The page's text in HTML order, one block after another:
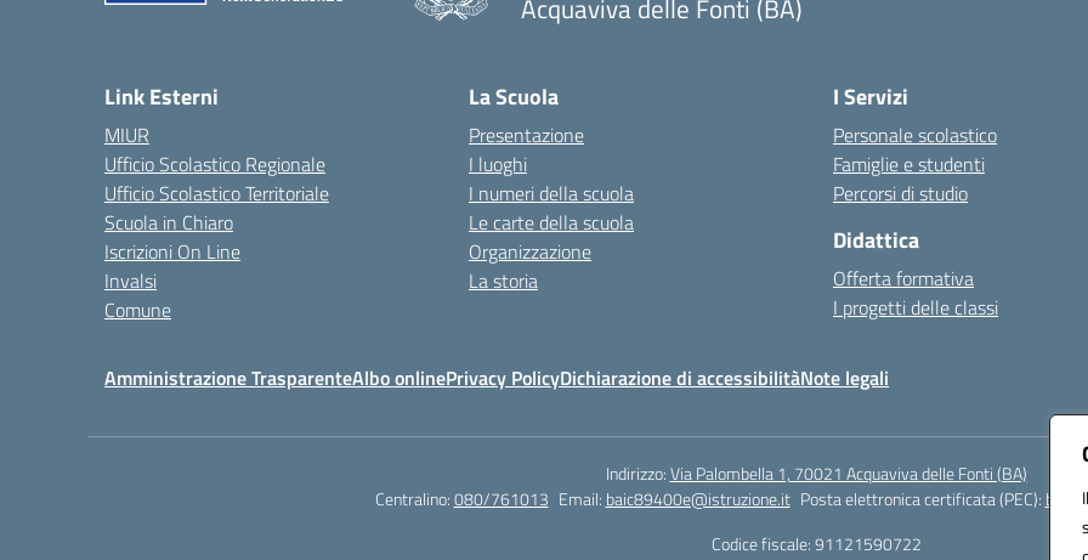
Acquaviva delle Fonti (BA)
Link Esterni
MIUR
Ufficio Scolastico Regionale
Ufficio Scolastico Territoriale
Scuola in Chiaro
Iscrizioni On Line
Invalsi
Comune
La Scuola
Presentazione
I luoghi
I numeri della scuola
Le carte della scuola
Organizzazione
La storia
I Servizi
Personale scolastico
Famiglie e studenti
Percorsi di studio
Didattica
Offerta formativa
I progetti delle classi
Amministrazione TrasparenteAlbo onlinePrivacy PolicyDichiarazione di accessibilitàNote legali
Indirizzo:Via Palombella 1, 70021 Acquaviva delle Fonti (BA)
Centralino:080/761013 Email: baic89400e@istruzione.it Posta elettronica certificata (PEC):
Codice fiscale: 91121590722